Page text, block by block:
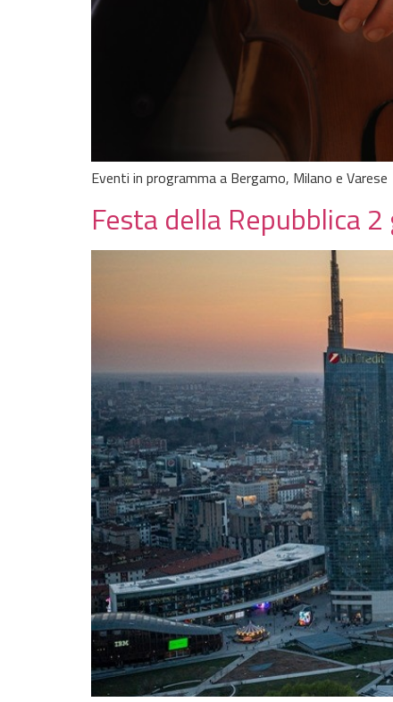
Eventi in programma a Bergamo, Milano e Varese
Festa della Repubblica